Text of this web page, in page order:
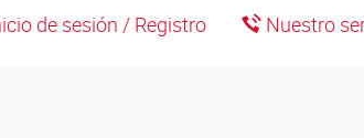
de sesión / Registro
Nuestro